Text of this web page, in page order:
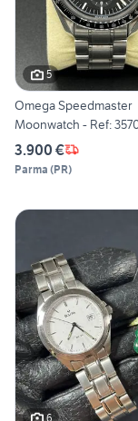
5
Omega Speedmaster
Moonwatch - Ref:
3.900 €
Parma (PR)
6